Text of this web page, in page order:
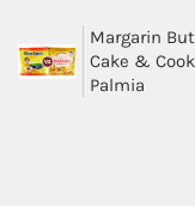
Margarin
Cake &
Palmia